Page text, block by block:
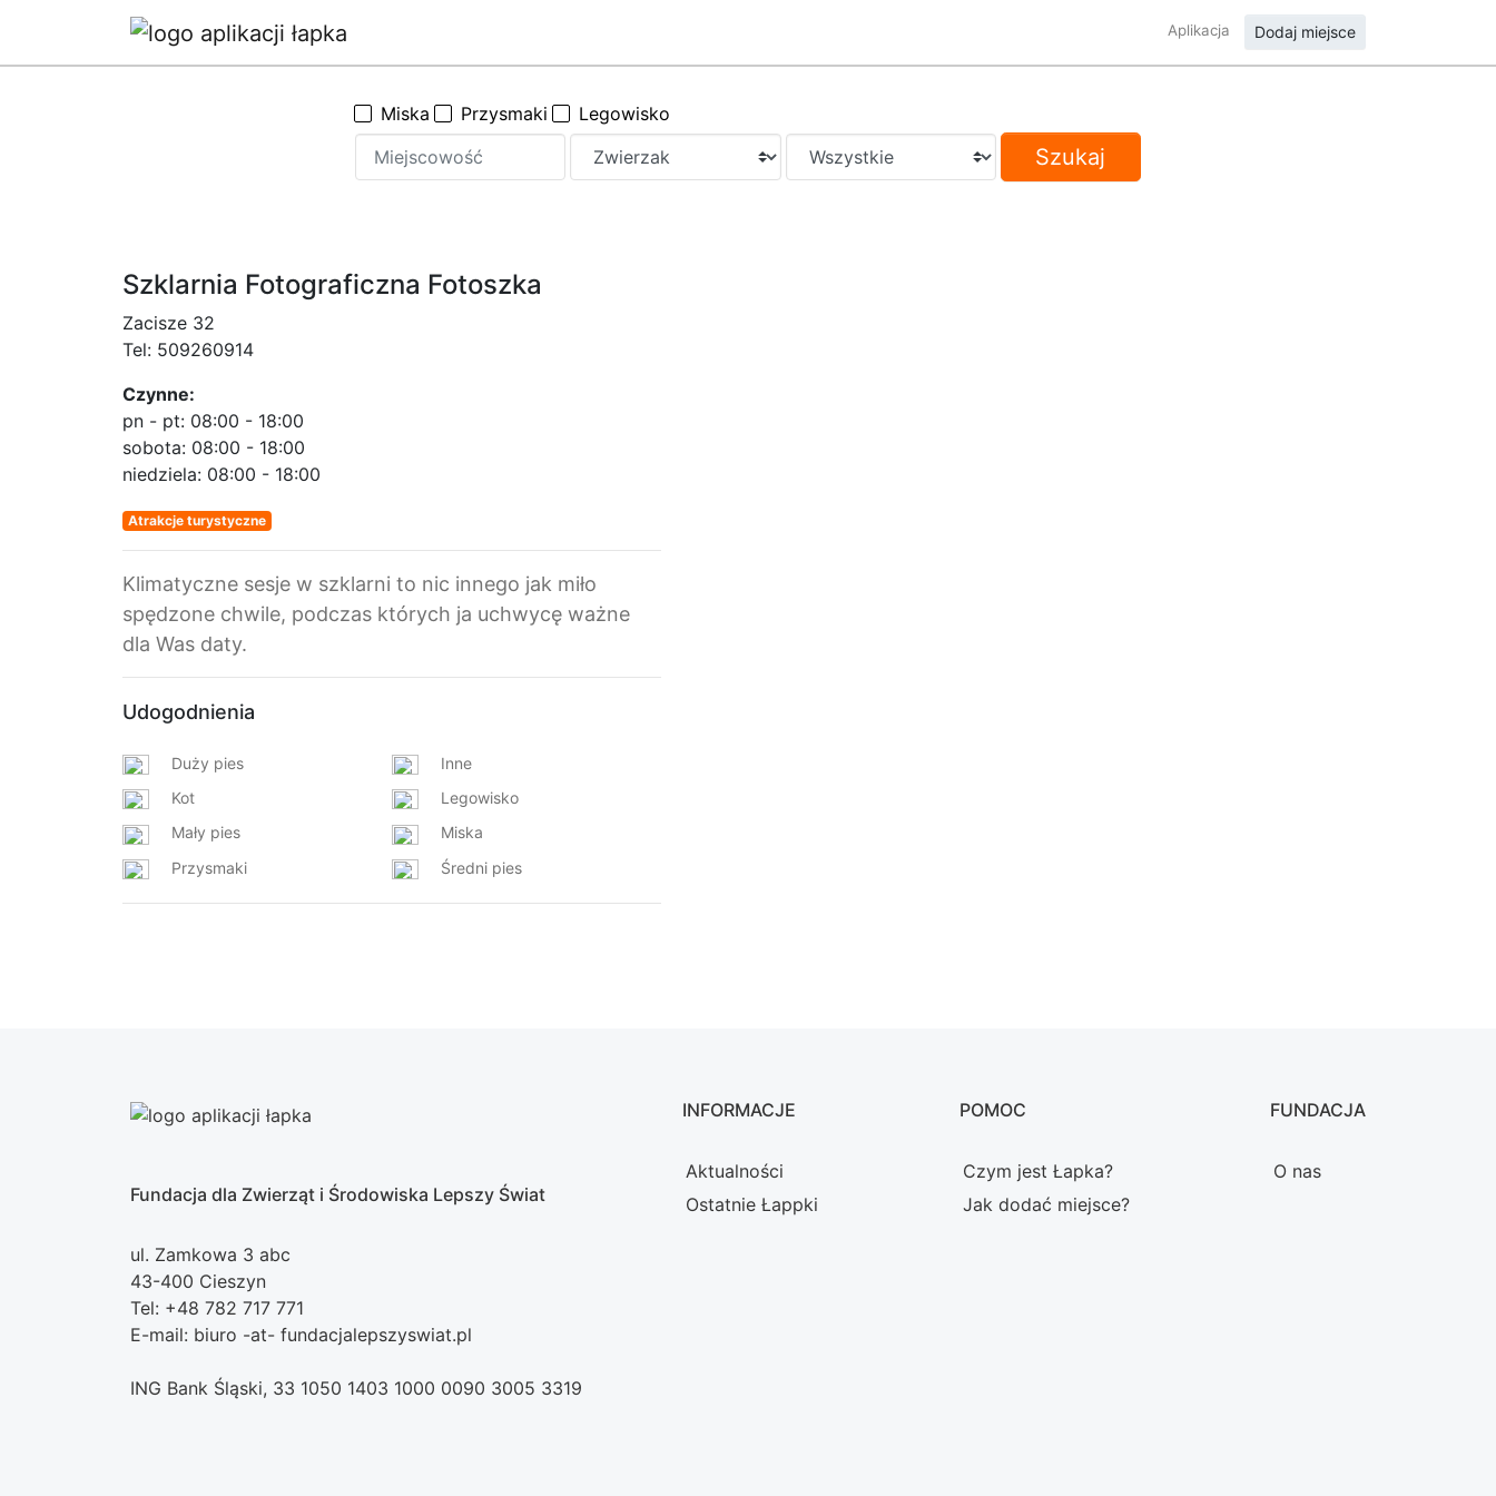
Aplikacja Dodaj miejsce
Miska Przysmaki Legowisko
Szukaj
Szklarnia Fotograficzna Fotoszka
Zacisze 32
Tel: 509260914
Czynne:
pn - pt: 08:00 - 18:00
sobota: 08:00 - 18:00
niedziela: 08:00 - 18:00
Atrakcje turystyczne
Klimatyczne sesje w szklarni to nic innego jak miło
spędzone chwile, podczas których ja uchwycę ważne
dla Was daty.
Udogodnienia
Duży pies
Inne
Kot
Legowisko
Mały pies
Miska
Przysmaki
Średni pies
Fundacja dla Zwierząt i Środowiska Lepszy Świat
ul. Zamkowa 3 abc
43-400 Cieszyn
Tel: +48 782 717 771
E-mail: biuro -at- fundacjalepszyswiat.pl
INFORMACJE
Aktualności
Ostatnie Łappki
POMOC
Czym jest Łapka?
Jak dodać miejsce?
FUNDACJA
O nas
ING Bank Śląski, 33 1050 1403 1000 0090 3005 3319